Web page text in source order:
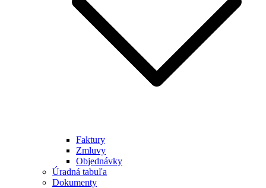
Faktury
Zmluvy
Objednávky
Úradná tabuľa
Dokumenty